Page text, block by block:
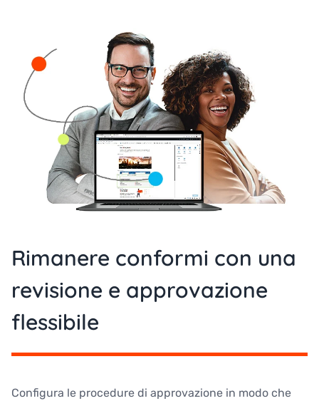
Rimanere conformi con una
revisione e approvazione
flessibile
Configura le procedure di approvazione in modo che